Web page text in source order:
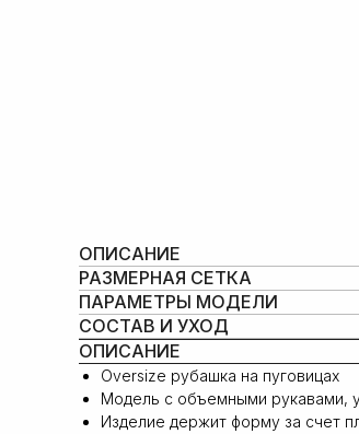
ОПИСАНИЕ
РАЗМЕРНАЯ СЕТКА
ПАРАМЕТРЫ МОДЕЛИ
СОСТАВ И УХОД
ОПИСАНИЕ
Oversize рубашка на пуговицах
Модель с объемными рукавами,
Изделие держит форму за счет